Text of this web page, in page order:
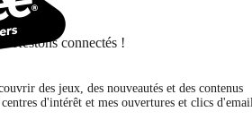
Restons connectés !
des jeux, des nouveautés et des contenus
d'intérêt et mes ouvertures et clics